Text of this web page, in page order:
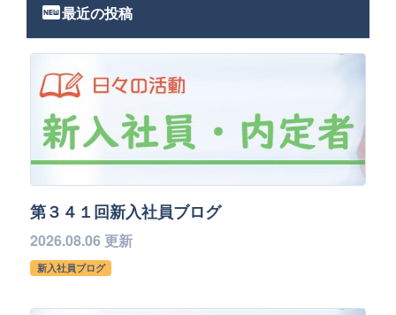
fiber_new最近の投稿
第３４１回新入社員ブログ
2026.08.06 更新
新入社員ブログ